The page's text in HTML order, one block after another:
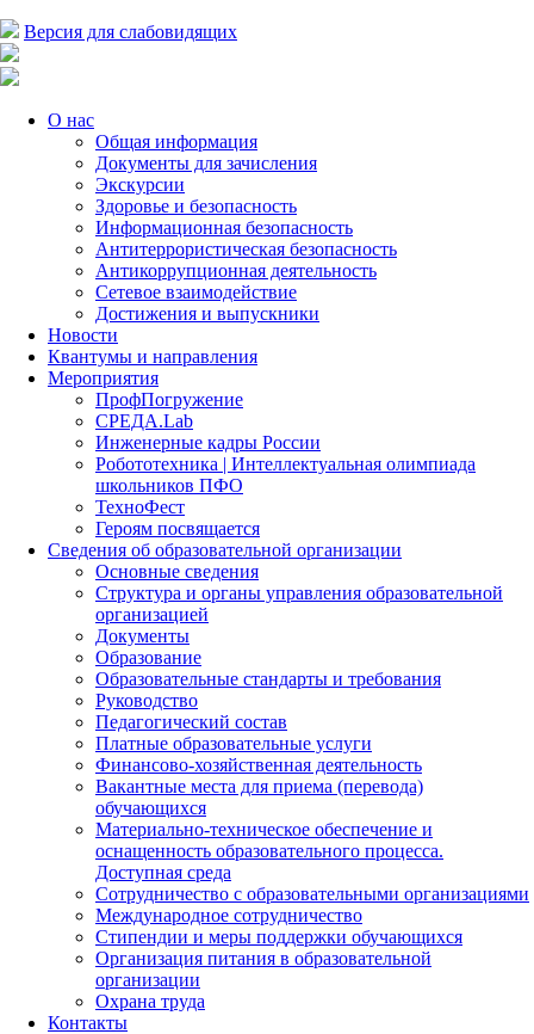
Версия для слабовидящих
О нас
Общая информация
Документы для зачисления
Экскурсии
Здоровье и безопасность
Информационная безопасность
Антитеррористическая безопасность
Антикоррупционная деятельность
Сетевое взаимодействие
Достижения и выпускники
Новости
Квантумы и направления
Мероприятия
ПрофПогружение
СРЕДА.Lab
Инженерные кадры России
Робототехника | Интеллектуальная олимпиада
школьников ПФО
ТехноФест
Героям посвящается
Сведения об образовательной организации
Основные сведения
Структура и органы управления образовательной
организацией
Документы
Образование
Образовательные стандарты и требования
Руководство
Педагогический состав
Платные образовательные услуги
Финансово-хозяйственная деятельность
Вакантные места для приема (перевода)
обучающихся
Материально-техническое обеспечение и
оснащенность образовательного процесса.
Доступная среда
Сотрудничество с образовательными организациями
Международное сотрудничество
Стипендии и меры поддержки обучающихся
Организация питания в образовательной
организации
Охрана труда
Контакты